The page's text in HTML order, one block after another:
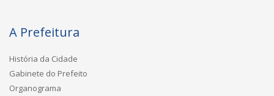
A Prefeitura
História da Cidade
Gabinete do Prefeito
Organograma